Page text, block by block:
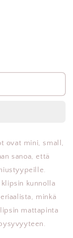
ovat mini, small,
sanoa, että
kunnolla
minkä
mattapinta